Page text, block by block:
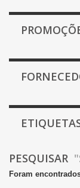
PESQUISAR
Foram